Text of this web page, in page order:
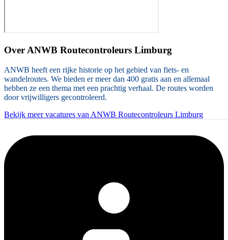
Over ANWB Routecontroleurs Limburg
ANWB heeft een rijke historie op het gebied van fiets- en
wandelroutes. We bieden er meer dan 400 gratis aan en allemaal
hebben ze een thema met een prachtig verhaal. De routes worden
door vrijwilligers gecontroleerd.
Bekijk meer vacatures van ANWB Routecontroleurs Limburg